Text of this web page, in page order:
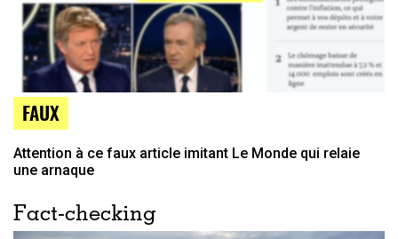
FAUX
Attention à ce faux article imitant Le Monde qui relaie
une arnaque
Fact-checking